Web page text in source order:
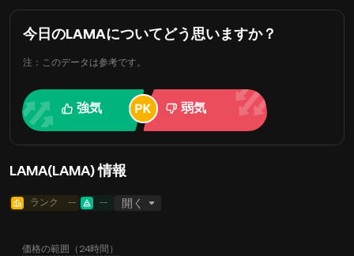
今日のLAMAについてどう思いますか？
注：このデータは参考です。
強気 弱気
LAMA(LAMA) 情報
ランク -- -- 開く
価格の範囲（24時間）